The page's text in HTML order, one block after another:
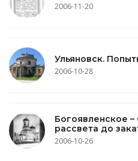
2006-11-20
Ульяновск.
2006-10-28
Богоявленское
рассвета до
2006-10-26